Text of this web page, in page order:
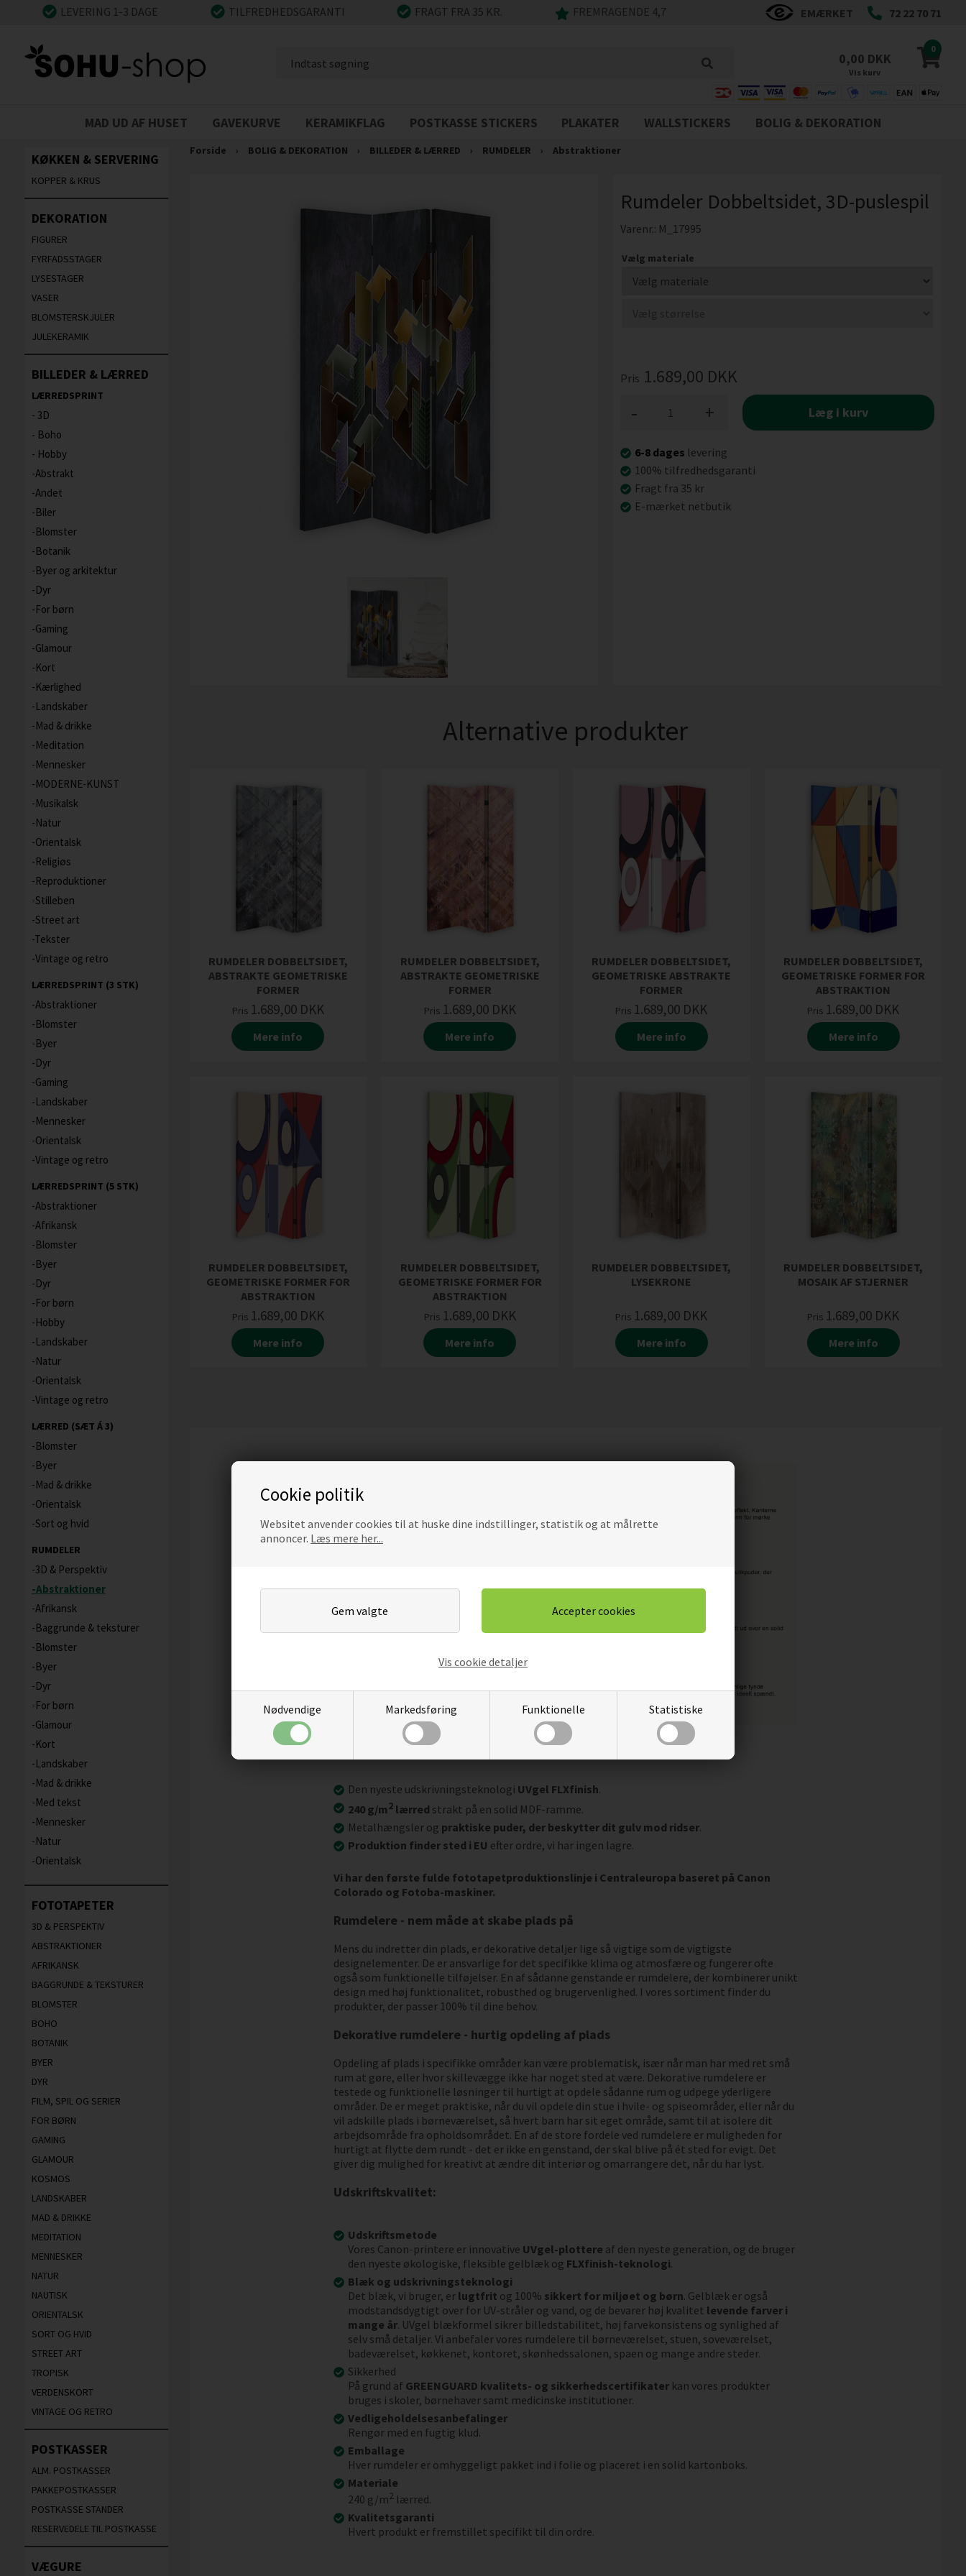
Cookie politik
Websitet anvender cookies til at huske dine indstillinger, statistik og at målrette
annoncer. Læs mere her...
Nødvendige Markedsføring Funktionelle Statistiske
Vis cookie detaljer
LEVERING 1-3 DAGE TILFREDHEDSGARANTI FRAGT FRA 35 KR. FREMRAGENDE 4,7 EMÆRKET 72 22 70 71
0
0,00 DKK
Vis kurv
MAD UD AF HUSET GAVEKURVE KERAMIKFLAG POSTKASSE STICKERS PLAKATER WALLSTICKERS BOLIG & DEKORATION
KØKKEN & SERVERING
KOPPER & KRUS
DEKORATION
FIGURER
FYRFADSSTAGER
LYSESTAGER
VASER
BLOMSTERSKJULER
JULEKERAMIK
BILLEDER & LÆRRED
LÆRREDSPRINT
3D
Boho
Hobby
Abstrakt
Andet
Biler
Blomster
Botanik
Byer og arkitektur
Dyr
For børn
Gaming
Glamour
Kort
Kærlighed
Landskaber
Mad & drikke
Meditation
Mennesker
MODERNE-KUNST
Musikalsk
Natur
Orientalsk
Religiøs
Reproduktioner
Stilleben
Street art
Tekster
Vintage og retro
LÆRREDSPRINT (3 STK)
Abstraktioner
Blomster
Byer
Dyr
Gaming
Landskaber
Mennesker
Orientalsk
Vintage og retro
LÆRREDSPRINT (5 STK)
Abstraktioner
Afrikansk
Blomster
Byer
Dyr
For børn
Hobby
Landskaber
Natur
Orientalsk
Vintage og retro
LÆRRED (SÆT Á 3)
Blomster
Byer
Mad & drikke
Orientalsk
Sort og hvid
RUMDELER
3D & Perspektiv
Abstraktioner
Afrikansk
Baggrunde & teksturer
Blomster
Byer
Dyr
For børn
Glamour
Kort
Landskaber
Mad & drikke
Med tekst
Mennesker
Natur
Orientalsk
FOTOTAPETER
3D & PERSPEKTIV
ABSTRAKTIONER
AFRIKANSK
BAGGRUNDE & TEKSTURER
BLOMSTER
BOHO
BOTANIK
BYER
DYR
FILM, SPIL OG SERIER
FOR BØRN
GAMING
GLAMOUR
KOSMOS
LANDSKABER
MAD & DRIKKE
MEDITATION
MENNESKER
NATUR
NAUTISK
ORIENTALSK
SORT OG HVID
STREET ART
TROPISK
VERDENSKORT
VINTAGE OG RETRO
POSTKASSER
ALM. POSTKASSER
PAKKEPOSTKASSER
POSTKASSE STANDER
RESERVEDELE TIL POSTKASSE
VÆGURE
Forside › BOLIG & DEKORATION › BILLEDER & LÆRRED › RUMDELER › Abstraktioner
Rumdeler Dobbeltsidet, 3D-puslespil
Varenr.: M_17995
Vælg materiale
Pris 1.689,00 DKK
+
- Læg i kurv
6-8 dages levering
100% tilfredhedsgaranti
Fragt fra 35 kr
E-mærket netbutik
Alternative produkter
RUMDELER DOBBELTSIDET,
ABSTRAKTE GEOMETRISKE
FORMER
Pris 1.689,00 DKK
Mere info
RUMDELER DOBBELTSIDET,
ABSTRAKTE GEOMETRISKE
FORMER
Pris 1.689,00 DKK
Mere info
RUMDELER DOBBELTSIDET,
GEOMETRISKE ABSTRAKTE
FORMER
Pris 1.689,00 DKK
Mere info
RUMDELER DOBBELTSIDET,
GEOMETRISKE FORMER FOR
ABSTRAKTION
Pris 1.689,00 DKK
Mere info
RUMDELER DOBBELTSIDET,
GEOMETRISKE FORMER FOR
ABSTRAKTION
Pris 1.689,00 DKK
Mere info
RUMDELER DOBBELTSIDET,
GEOMETRISKE FORMER FOR
ABSTRAKTION
Pris 1.689,00 DKK
Mere info
RUMDELER DOBBELTSIDET,
LYSEKRONE
Pris 1.689,00 DKK
Mere info
RUMDELER DOBBELTSIDET,
MOSAIK AF STJERNER
Pris 1.689,00 DKK
Mere info
Vigtigste produktegenskaber:
Den nyeste udskrivningsteknologi UVgel FLXfinish.
240 g/m2lærred strakt på en solid MDF-ramme.
Metalhængsler og praktiske puder, der beskytter dit gulv mod ridser.
Produktion finder sted i EU efter ordre, vi har ingen lagre.
Vi har den første fulde fototapetproduktionslinje i Centraleuropa baseret på Canon
Colorado og Fotoba-maskiner.
Rumdelere - nem måde at skabe plads på
Mens du indretter din plads, er dekorative detaljer lige så vigtige som de vigtigste
designelementer. De er ansvarlige for det specifikke klima og atmosfære og fungerer ofte
også som funktionelle tilføjelser. En af sådanne genstande er rumdelere, der kombinerer unikt
design med høj funktionalitet, robusthed og brugervenlighed. I vores sortiment finder du
produkter, der passer 100% til dine behov.
Dekorative rumdelere - hurtig opdeling af plads
Opdeling af plads i specifikke områder kan være problematisk, især når man har med ret små
rum at gøre, eller hvor skillevægge ikke har noget sted at være. Dekorative rumdelere er
testede og funktionelle løsninger til hurtigt at opdele sådanne rum og udpege yderligere
områder. De er meget praktiske, når du vil opdele din stue i hvile- og spiseområder, eller når du
vil adskille plads i børneværelset, så hvert barn har sit eget område, samt til at isolere dit
arbejdsområde fra opholdsområdet. En af de store fordele ved rumdelere er muligheden for
hurtigt at flytte dem rundt - det er ikke en genstand, der skal blive på ét sted for evigt. Det
giver dig mulighed for kreativt at ændre dit interiør og omarrangere det, når du har lyst.
Udskriftskvalitet:
Udskriftsmetode
Vores Canon-printere er innovative UVgel-plottere af den nyeste generation, og de bruger
den nyeste økologiske, fleksible gelblæk og FLXfinish-teknologi.
Blæk og udskrivningsteknologi
Det blæk, vi bruger, er lugtfrit og 100% sikkert for miljøet og børn. Gelblæk er også
modstandsdygtigt over for UV-stråler og vand, og de bevarer høj kvalitet levende farver i
mange år. UVgel blækformel sikrer billedstabilitet, høj farvekonsistens og synlighed af
selv små detaljer. Vi anbefaler vores rumdelere til børneværelset, stuen, soveværelset,
badeværelset, køkkenet, kontoret, skønhedssalonen, spaen og mange andre steder.
Sikkerhed
På grund af GREENGUARD kvalitets- og sikkerhedscertifikaterkan vores produkter
bruges i skoler, børnehaver samt medicinske institutioner.
Vedligeholdelsesanbefalinger
Rengør med en fugtig klud.
Emballage
Hver rumdeler er omhyggeligt pakket ind i folie og placeret i en solid kartonboks.
Materiale
240 g/m2lærred.
Kvalitetsgaranti
Hvert produkt er fremstillet specifikt til din ordre.